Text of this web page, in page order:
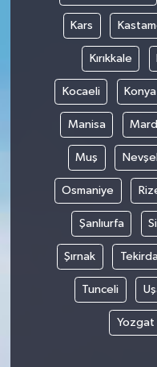
Kars
Kırıkkale
Kocaeli Konya
Manisa
Muş
Osmaniye
Şanlıurfa
Şırnak
Tunceli
Yozgat